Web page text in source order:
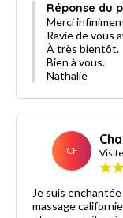
Réponse du
Merci
Ravie de vous
À très bientôt.
Bien à vous.
Nathalie
CF
Je suis
massage